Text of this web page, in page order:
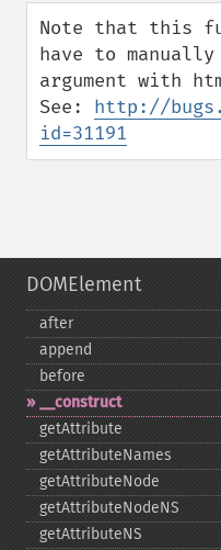
down
Note that this
have to
argument with
See: http://
id=31191
DOMElement
after
append
before
_​_​construct
getAttribute
getAttributeNames
getAttributeNode
getAttributeNodeNS
getAttributeNS